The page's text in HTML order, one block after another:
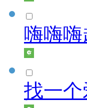
嗨嗨
找一个